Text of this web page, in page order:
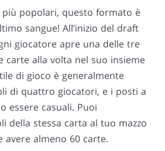
popolari, questo formato è
sangue! All’inizio del draft
giocatore apre una delle tre
carte alla volta nel suo insieme
di gioco è generalmente
di quattro giocatori, e i posti a
essere casuali. Puoi
della stessa carta al tuo mazzo
avere almeno 60 carte.